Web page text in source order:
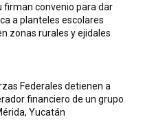
firman convenio para dar
a planteles escolares
zonas rurales y ejidales
Federales detienen a
financiero de un grupo
Yucatán